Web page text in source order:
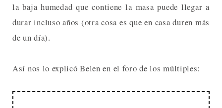
la baja humedad que contiene la masa puede llegar a
durar incluso años (otra cosa es que en casa duren más
de un día).
Así nos lo explicó Belen en el foro de los múltiples: